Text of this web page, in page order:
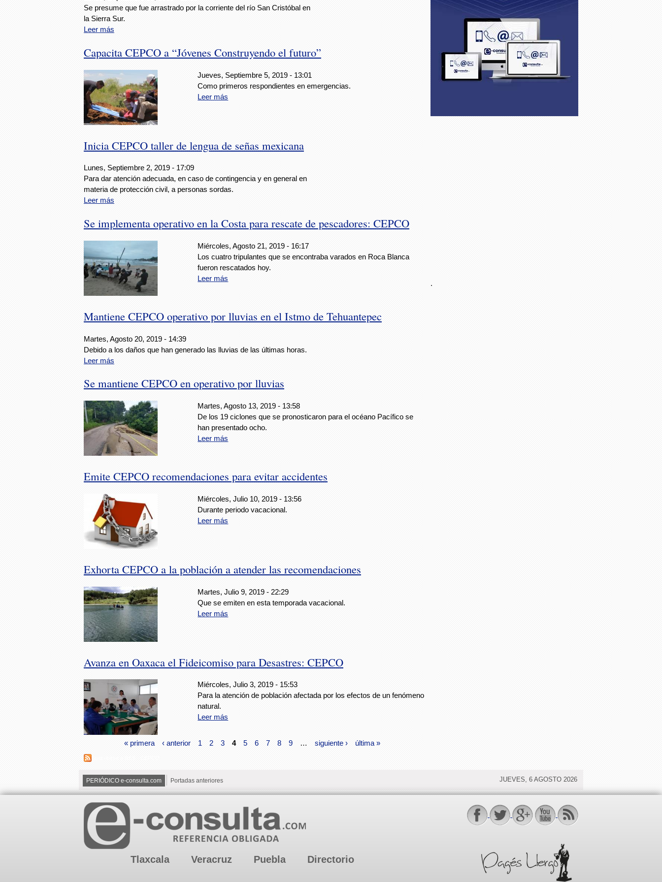
Se presume que fue arrastrado por la corriente del río San Cristóbal en
la Sierra Sur.
Leer más
Capacita CEPCO a “Jóvenes Construyendo el futuro”
Jueves, Septiembre 5, 2019 - 13:01
Como primeros respondientes en emergencias.
Leer más
Inicia CEPCO taller de lengua de señas mexicana
Lunes, Septiembre 2, 2019 - 17:09
Para dar atención adecuada, en caso de contingencia y en general en
materia de protección civil, a personas sordas.
Leer más
Se implementa operativo en la Costa para rescate de pescadores: CEPCO
Miércoles, Agosto 21, 2019 - 16:17
Los cuatro tripulantes que se encontraba varados en Roca Blanca
fueron rescatados hoy.
Leer más
Mantiene CEPCO operativo por lluvias en el Istmo de Tehuantepec
Martes, Agosto 20, 2019 - 14:39
Debido a los daños que han generado las lluvias de las últimas horas.
Leer más
Se mantiene CEPCO en operativo por lluvias
Martes, Agosto 13, 2019 - 13:58
De los 19 ciclones que se pronosticaron para el océano Pacífico se
han presentado ocho.
Leer más
Emite CEPCO recomendaciones para evitar accidentes
Miércoles, Julio 10, 2019 - 13:56
Durante periodo vacacional.
Leer más
Exhorta CEPCO a la población a atender las recomendaciones
Martes, Julio 9, 2019 - 22:29
Que se emiten en esta temporada vacacional.
Leer más
Avanza en Oaxaca el Fideicomiso para Desastres: CEPCO
Miércoles, Julio 3, 2019 - 15:53
Para la atención de población afectada por los efectos de un fenómeno
natural.
Leer más
« primera ‹ anterior 1 2 3 4 5 6 7 8 9 … siguiente › última »
.
PERIÓDICO e-consulta.com Portadas anteriores JUEVES, 6 AGOSTO 2026
Tlaxcala Veracruz Puebla Directorio